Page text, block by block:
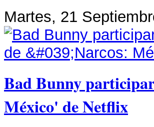
Martes, 21
Bad Bunny
México' de Netflix